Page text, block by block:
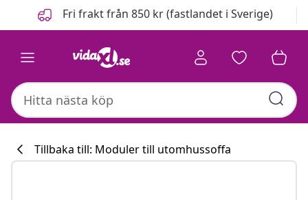
FöregåendeFri frakt från 850 kr (fastlandet i Sverige)
Tillbaka till: Moduler till utomhussoffa